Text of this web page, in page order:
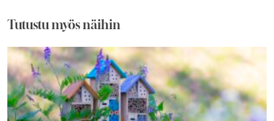
Tutustu myös näihin